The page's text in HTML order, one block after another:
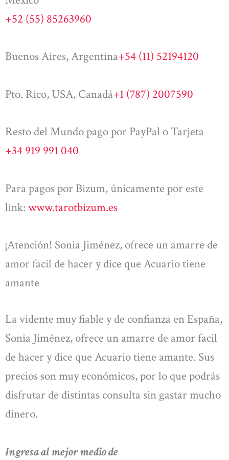
+52 (55) 85263960
Buenos Aires, Argentina+54 (11) 52194120
Pto. Rico, USA, Canadá+1 (787) 2007590
Resto del Mundo pago por PayPal o Tarjeta
+34 919 991 040
Para pagos por Bizum, únicamente por este
link: www.tarotbizum.es
¡Atención! Sonia Jiménez, ofrece un amarre de
amor facil de hacer y dice que Acuario tiene
amante
La vidente muy fiable y de confianza en España,
Sonia Jiménez, ofrece un amarre de amor facil
de hacer y dice que Acuario tiene amante. Sus
precios son muy económicos, por lo que podrás
disfrutar de distintas consulta sin gastar mucho
dinero.
Ingresa al mejor medio de